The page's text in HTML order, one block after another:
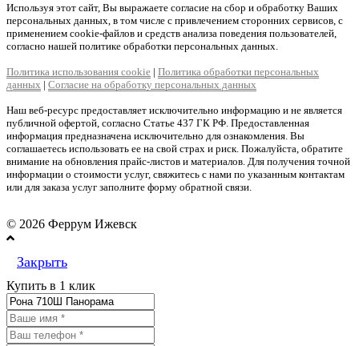
Используя этот сайт, Вы выражаете согласие на сбор и обработку Ваших
персональных данных, в том числе с привлечением сторонних сервисов, с
применением cookie-файлов и средств анализа поведения пользователей,
согласно нашей политике обработки персональных данных.
Политика использования cookie | Политика обработки персональных
данных | Согласие на обработку персональных данных
Наш веб-ресурс предоставляет исключительно информацию и не является
публичной офертой, согласно Статье 437 ГК РФ. Предоставленная
информация предназначена исключительно для ознакомления. Вы
соглашаетесь использовать ее на свой страх и риск. Пожалуйста, обратите
внимание на обновления прайс-листов и материалов. Для получения точной
информации о стоимости услуг, свяжитесь с нами по указанным контактам
или для заказа услуг заполните форму обратной связи.
© 2026 Феррум Ижевск
Закрыть
Купить в 1 клик